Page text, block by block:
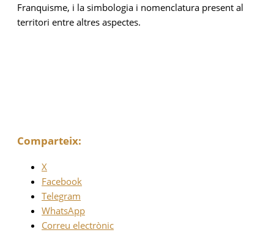
Franquisme, i la simbologia i nomenclatura present al
territori entre altres aspectes.
Comparteix:
X
Facebook
Telegram
WhatsApp
Correu electrònic